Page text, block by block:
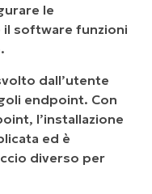
su dispositivi
sui miei
di
le
il software funzioni
dall’utente
endpoint. Con
l’installazione
ed è
diverso per